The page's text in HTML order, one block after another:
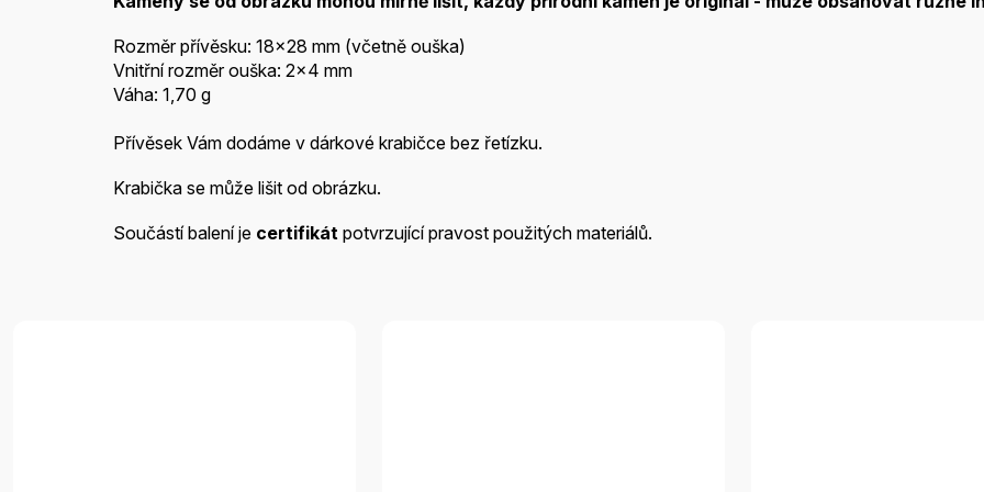
Rozměr přívěsku: 18x28 mm (včetně ouška)
Vnitřní rozměr ouška: 2x4 mm
Váha: 1,70 g
Přívěsek Vám dodáme v dárkové krabičce bez řetízku.
Krabička se může lišit od obrázku.
Součástí balení je certifikát potvrzující pravost použitých materiálů.